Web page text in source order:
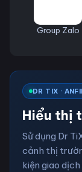
Group Zalo
DR TIX ·
Hiểu thị
Sử dụng Dr
cảnh thị
kiện giao